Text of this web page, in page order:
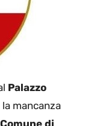
Palazzo
mancanza